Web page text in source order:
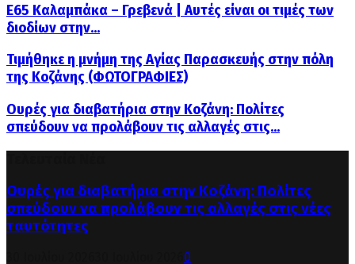
Ε65 Καλαμπάκα – Γρεβενά | Αυτές είναι οι τιμές των
διοδίων στην...
Τιμήθηκε η μνήμη της Αγίας Παρασκευής στην πόλη
της Κοζάνης (ΦΩΤΟΓΡΑΦΙΕΣ)
Ουρές για διαβατήρια στην Κοζάνη: Πολίτες
σπεύδουν να προλάβουν τις αλλαγές στις...
Ουρές για διαβατήρια στην Κοζάνη: Πολίτες
σπεύδουν να προλάβουν τις αλλαγές στις νέες
ταυτότητες
0